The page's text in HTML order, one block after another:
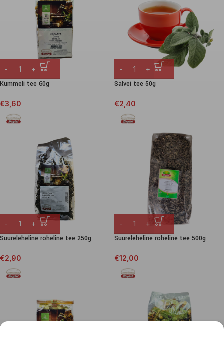
Kummeli tee 60g
€3,60
Salvei tee 50g
€2,40
Suureleheline roheline tee 250g
€2,90
Suureleheline roheline tee 500g
€12,00